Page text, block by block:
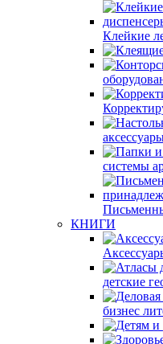
Клейкие
системы
КНИГИ
детские
бизнес